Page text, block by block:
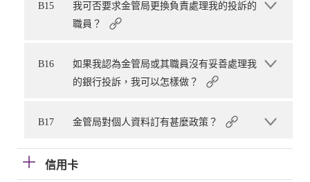
B15
我可否要求金管局更換負責處理我的投訴的
職員？
B16
如果我認為金管局或其職員沒有妥善處理我
的銀行投訴，我可以怎樣做？
B17 金管局對個人資料訂有甚麼政策？
信用卡